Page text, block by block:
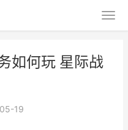
如何玩 星际战
19